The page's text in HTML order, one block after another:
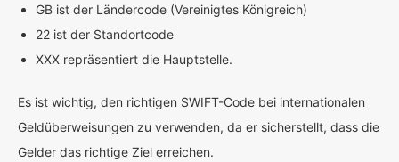
GB ist der Ländercode (Vereinigtes Königreich)
22 ist der Standortcode
XXX repräsentiert die Hauptstelle.
Es ist wichtig, den richtigen SWIFT-Code bei internationalen
Geldüberweisungen zu verwenden, da er sicherstellt, dass die
Gelder das richtige Ziel erreichen.